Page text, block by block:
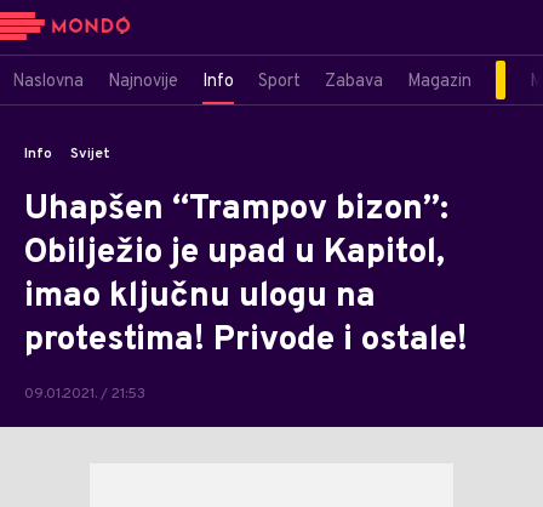
Naslovna Najnovije Info Sport Zabava Magazin
Info Svijet
Uhapšen “Trampov bizon”:
Obilježio je upad u Kapitol,
imao ključnu ulogu na
protestima! Privode i ostale!
09.01.2021. / 21:53